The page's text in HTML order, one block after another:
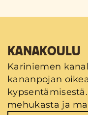
KANAKOULU
Kariniemen
kananpojan
mehukasta ja